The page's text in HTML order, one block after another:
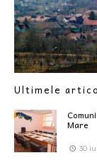
Ultimele
Mare
30